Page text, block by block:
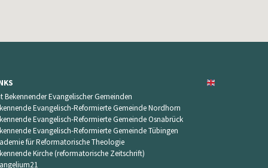
Bekennender Evangelischer Gemeinden
Evangelisch-Reformierte Gemeinde Nordhorn
Evangelisch-Reformierte Gemeinde Osnabrück
Evangelisch-Reformierte Gemeinde Tübingen
für Reformatorische Theologie
Kirche (reformatorische Zeitschrift)